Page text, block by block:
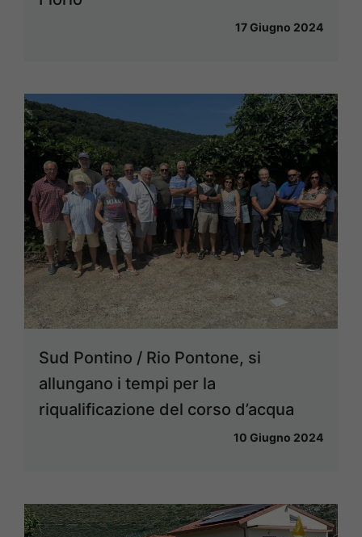
17 Giugno 2024
Sud Pontino / Rio Pontone, si
allungano i tempi per la
riqualificazione del corso d’acqua
10 Giugno 2024